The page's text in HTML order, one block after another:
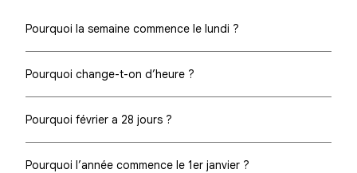
Pourquoi la semaine commence le lundi ?
Pourquoi change-t-on d’heure ?
Pourquoi février a 28 jours ?
Pourquoi l’année commence le 1er janvier ?